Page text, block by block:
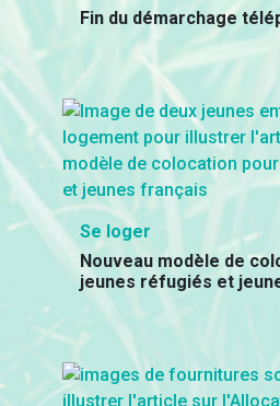
Fin du démarchage
Se loger
Nouveau modèle de
jeunes réfugiés et